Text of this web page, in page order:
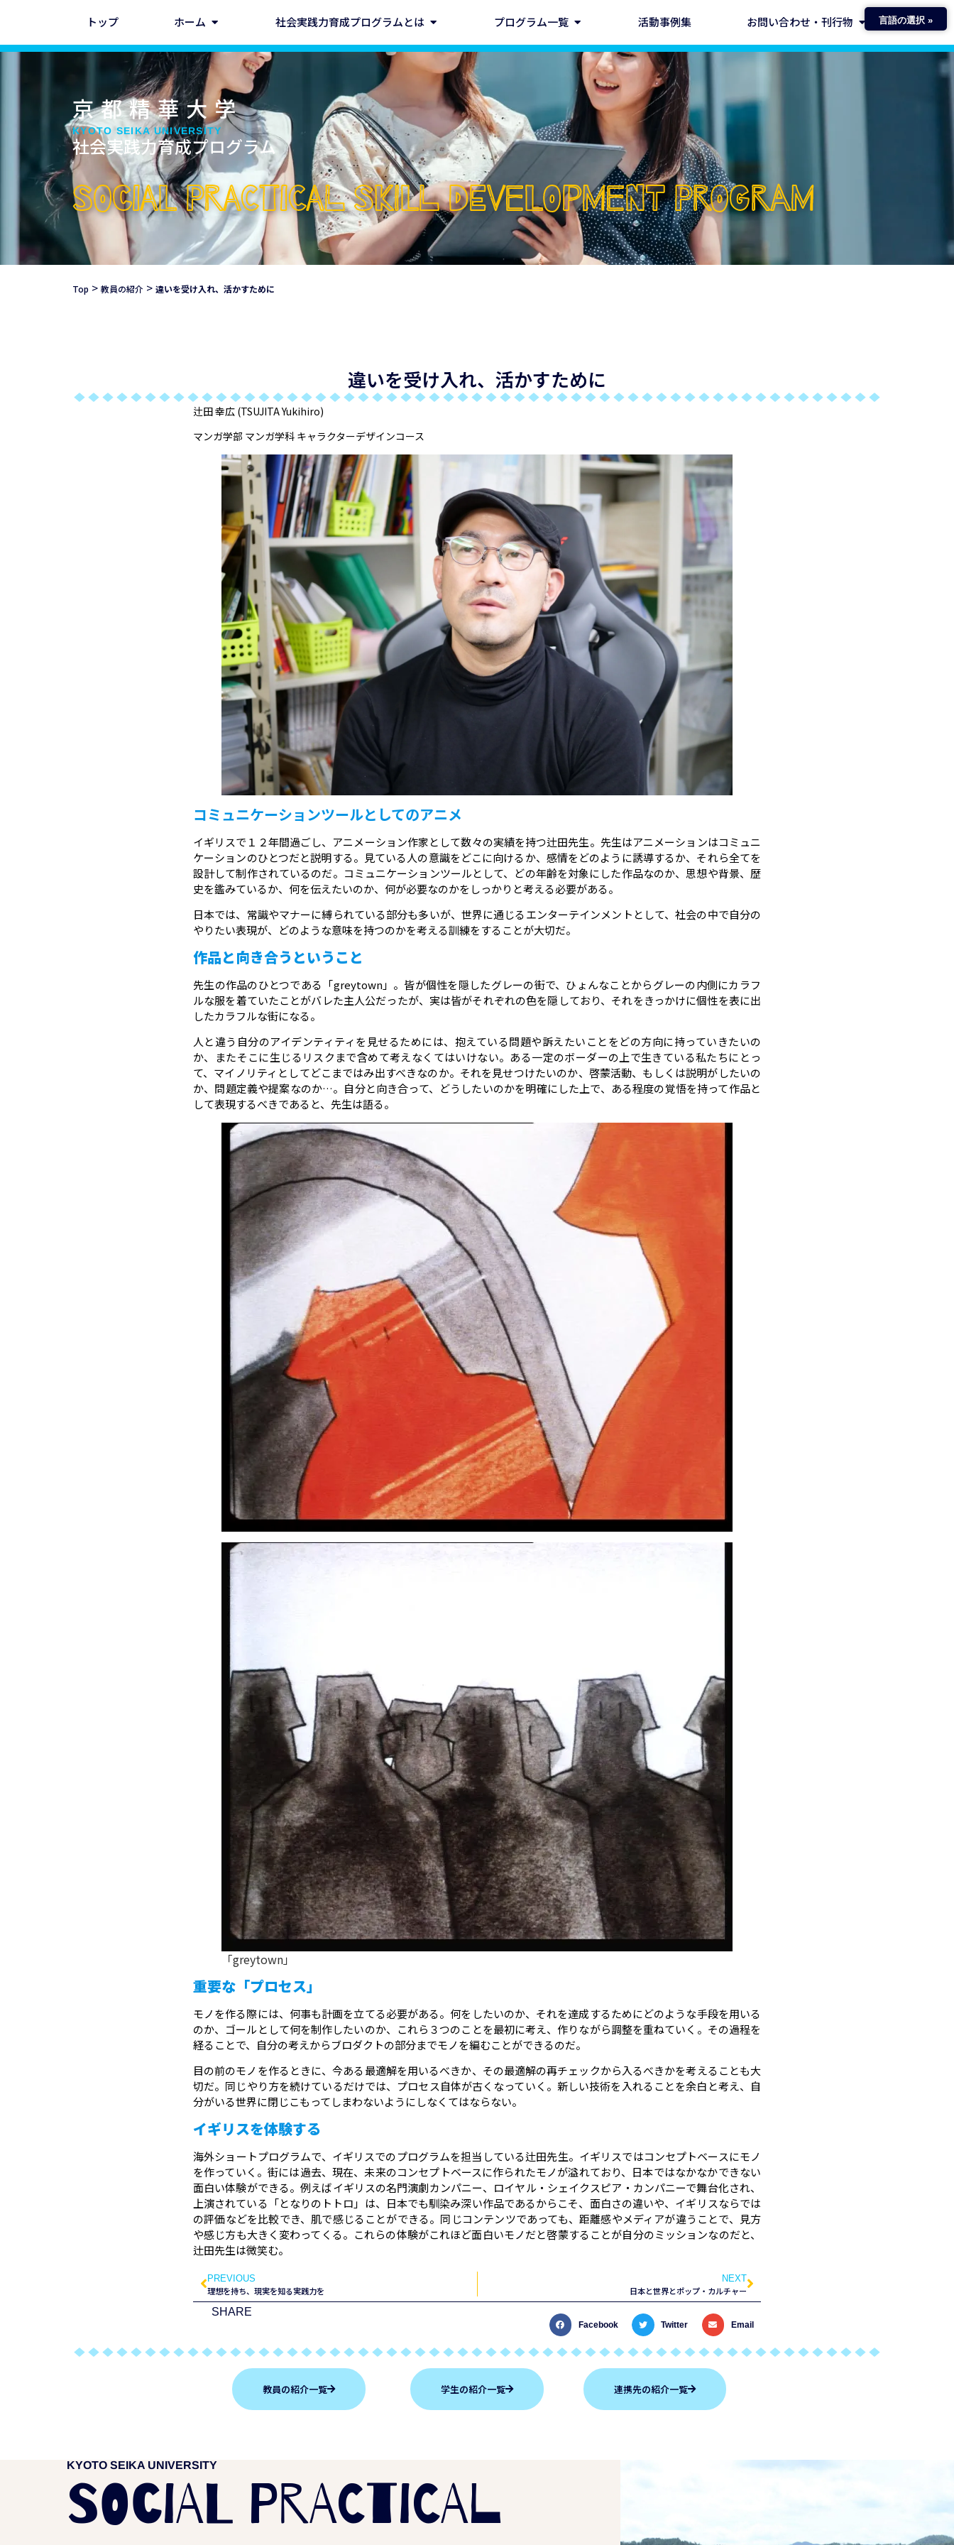
トップ ホーム 社会実践力育成プログラムとは プログラム一覧 活動事例集 お問い合わせ・刊行物
京都精華大学
KYOTO SEIKA UNIVERSITY
社会実践力育成プログラム
SOCIAL PRACTICAL SKILL DEVELOPMENT PROGRAM
Top > 教員の紹介 > 違いを受け入れ、活かすために
違いを受け入れ、活かすために
辻田 幸広 (TSUJITA Yukihiro)
マンガ学部 マンガ学科 キャラクターデザインコース
コミュニケーションツールとしてのアニメ
イギリスで１２年間過ごし、アニメーション作家として数々の実績を持つ辻田先生。先生はアニメーションはコミュニ
ケーションのひとつだと説明する。見ている人の意識をどこに向けるか、感情をどのように誘導するか、それら全てを
設計して制作されているのだ。コミュニケーションツールとして、どの年齢を対象にした作品なのか、思想や背景、歴
史を鑑みているか、何を伝えたいのか、何が必要なのかをしっかりと考える必要がある。
日本では、常識やマナーに縛られている部分も多いが、世界に通じるエンターテインメントとして、社会の中で自分の
やりたい表現が、どのような意味を持つのかを考える訓練をすることが大切だ。
作品と向き合うということ
先生の作品のひとつである「greytown」。皆が個性を隠したグレーの街で、ひょんなことからグレーの内側にカラフ
ルな服を着ていたことがバレた主人公だったが、実は皆がそれぞれの色を隠しており、それをきっかけに個性を表に出
したカラフルな街になる。
人と違う自分のアイデンティティを見せるためには、抱えている問題や訴えたいことをどの方向に持っていきたいの
か、またそこに生じるリスクまで含めて考えなくてはいけない。ある一定のボーダーの上で生きている私たちにとっ
て、マイノリティとしてどこまではみ出すべきなのか。それを見せつけたいのか、啓蒙活動、もしくは説明がしたいの
か、問題定義や提案なのか…。自分と向き合って、どうしたいのかを明確にした上で、ある程度の覚悟を持って作品と
して表現するべきであると、先生は語る。
「greytown」
重要な「プロセス」
モノを作る際には、何事も計画を立てる必要がある。何をしたいのか、それを達成するためにどのような手段を用いる
のか、ゴールとして何を制作したいのか、これら３つのことを最初に考え、作りながら調整を重ねていく。その過程を
経ることで、自分の考えからブロダクトの部分までモノを編むことができるのだ。
目の前のモノを作るときに、今ある最適解を用いるべきか、その最適解の再チェックから入るべきかを考えることも大
切だ。同じやり方を続けているだけでは、プロセス自体が古くなっていく。新しい技術を入れることを余白と考え、自
分がいる世界に閉じこもってしまわないようにしなくてはならない。
イギリスを体験する
海外ショートプログラムで、イギリスでのプログラムを担当している辻田先生。イギリスではコンセプトベースにモノ
を作っていく。街には過去、現在、未来のコンセプトベースに作られたモノが溢れており、日本ではなかなかできない
面白い体験ができる。例えばイギリスの名門演劇カンパニー、ロイヤル・シェイクスピア・カンパニーで舞台化され、
上演されている「となりのトトロ」は、日本でも馴染み深い作品であるからこそ、面白さの違いや、イギリスならでは
の評価などを比較でき、肌で感じることができる。同じコンテンツであっても、距離感やメディアが違うことで、見方
や感じ方も大きく変わってくる。これらの体験がこれほど面白いモノだと啓蒙することが自分のミッションなのだと、
辻田先生は微笑む。
PREVIOUS
理想を持ち、現実を知る実践力を
NEXT
日本と世界とポップ・カルチャー
SHARE
Facebook Twitter Email
教員の紹介一覧 学生の紹介一覧 連携先の紹介一覧
KYOTO SEIKA UNIVERSITY
SOCIAL PRACTICAL
言語の選択 »